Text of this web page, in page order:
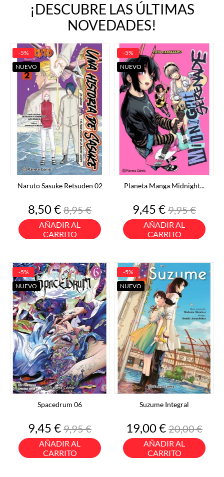
¡DESCUBRE LAS ÚLTIMAS
NOVEDADES!
Naruto Sasuke Retsuden 02
Precio
8,50 €Precio
base
8,95 €
AÑADIR AL
CARRITO
-5%
NUEVO
Planeta Manga Midnight...
Precio
9,45 €Precio
base
9,95 €
AÑADIR AL
CARRITO
-5%
NUEVO
Spacedrum 06
Precio
9,45 €Precio
base
9,95 €
AÑADIR AL
CARRITO
-5%
NUEVO
Suzume Integral
Precio
19,00 €Precio
base
20,00 €
AÑADIR AL
CARRITO
-5%
NUEVO